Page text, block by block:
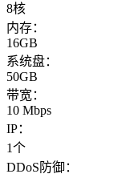
8核
内存：
16GB
系统盘：
50GB
带宽：
10 Mbps
IP：
1个
DDoS防御：